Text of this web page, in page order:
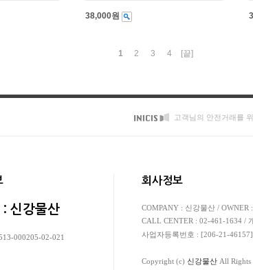
38,000원
1 2 3 4 [끝]
고객님의 안전거래를
: 신강물산
000205-02-021
회사정보
COMPANY : 신강물산 /
CALL CENTER : 02-461-1634 /
사업자등록번호 : [206-21-
Copyright (c) 신강물산 All Rights